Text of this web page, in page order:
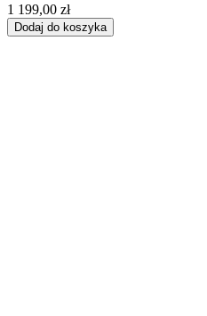
1 199,00 zł
Dodaj do koszyka